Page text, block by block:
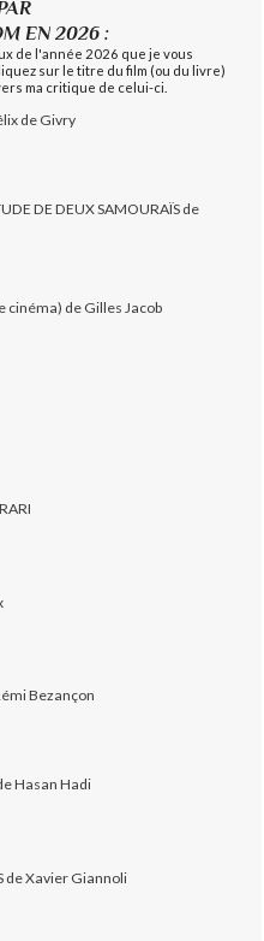
EN 2026 :
de l'année 2026 que je vous
sur le titre du film (ou du livre)
ma critique de celui-ci.
de Givry
DE DEUX SAMOURAÏS de
cinéma) de Gilles Jacob
Bezançon
Hasan Hadi
de Xavier Giannoli